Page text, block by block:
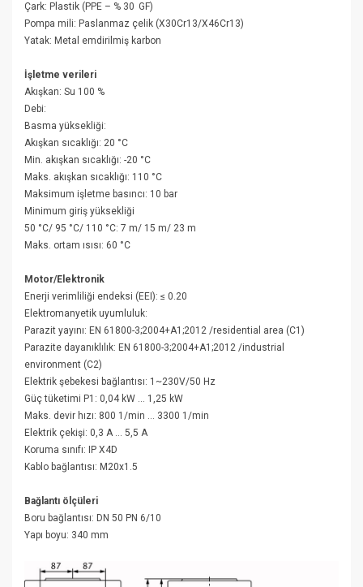
Çark : Plastik (PPE – % 30 GF)
Pompa mili : Paslanmaz çelik (X30Cr13/X46Cr13)
Yatak : Metal emdirilmiş karbon
İşletme verileri
Akışkan : Su 100 %
Debi :
Basma yüksekliği :
Akışkan sıcaklığı : 20 °C
Min. akışkan sıcaklığı : -20 °C
Maks. akışkan sıcaklığı : 110 °C
Maksimum işletme basıncı : 10 bar
Minimum giriş yüksekliği
50 °C/ 95 °C/ 110 °C : 7 m/ 15 m/ 23 m
Maks. ortam ısısı : 60 °C
Motor/Elektronik
Enerji verimliliği endeksi (EEI) : ≤ 0.20
Elektromanyetik uyumluluk :
Parazit yayını : EN 61800-3;2004+A1;2012 /residential area (C1)
Parazite dayanıklılık : EN 61800-3;2004+A1;2012 /industrial
environment (C2)
Elektrik şebekesi bağlantısı : 1~230V/50 Hz
Güç tüketimi P1 : 0,04 kW ... 1,25 kW
Maks. devir hızı : 800 1/min ... 3300 1/min
Elektrik çekişi : 0,3 A ... 5,5 A
Koruma sınıfı : IP X4D
Kablo bağlantısı : M20x1.5
Bağlantı ölçüleri
Boru bağlantısı : DN 50 PN 6/10
Yapı boyu : 340 mm